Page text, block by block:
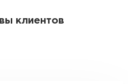
клиентов